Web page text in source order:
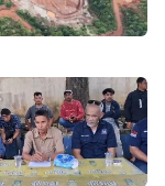
Usai Revisi